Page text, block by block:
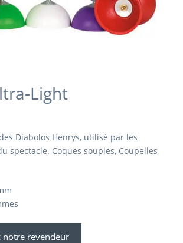
Light
Diabolos Henrys, utilisé par les
spectacle. Coques souples, Coupelles
notre revendeur